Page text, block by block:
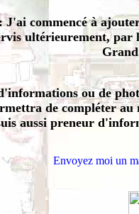
commencé à
ultérieurement, par
ou de
de compléter au
aussi preneur
Envoyez moi un